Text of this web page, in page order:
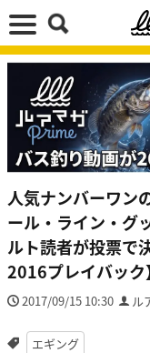
人気ナンバーワン
ール・ライン・グ
ルト読者が投票で
2016プレイバック
2017/09/15 10:30 ル
エギング